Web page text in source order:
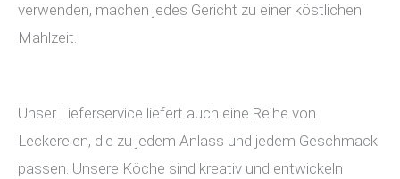
verwenden, machen jedes Gericht zu einer köstlichen
Mahlzeit.
Unser Lieferservice liefert auch eine Reihe von
Leckereien, die zu jedem Anlass und jedem Geschmack
passen. Unsere Köche sind kreativ und entwickeln